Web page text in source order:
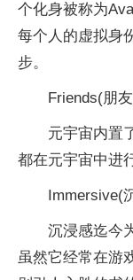
个化身被称为
每个人的虚拟身
步。
Friends(朋
元宇宙内置
都在元宇宙中进
Immersive(
沉浸感迄今
虽然它经常在游